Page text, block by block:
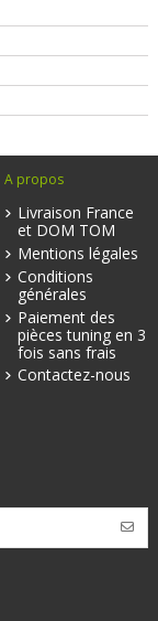
A propos
Livraison France
et DOM TOM
Mentions légales
Conditions
générales
Paiement des
pièces tuning en 3
fois sans frais
Contactez-nous